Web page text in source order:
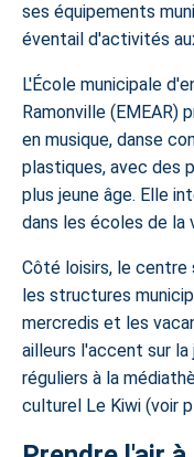
ses équipements
éventail d'activités
L'École municipale
Ramonville (EMEAR)
en musique, danse
plastiques, avec des
plus jeune âge. Elle
dans les écoles de la
Côté loisirs, le centre
les structures
mercredis et les
ailleurs l'accent sur
réguliers à la
culturel Le Kiwi (voir